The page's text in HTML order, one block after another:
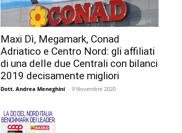
Maxi Dì, Megamark, Conad
Adriatico e Centro Nord: gli affiliati
di una delle due Centrali con bilanci
2019 decisamente migliori
Dott. Andrea Meneghini - 9 Novembre 2020